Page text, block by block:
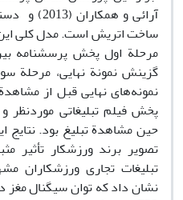
آرائی و
ساخت اتریش است. مدل کلی
مرحلة اول پخش پرسشنامه
گزینش نمونة نهایی، مرحلة
نمونه‌های نهایی قبل از
پخش فیلم تبلیغاتی موردنظر
حین مشاهدة تبلیغ بود.
تصویر برند ورزشکار تأثیر
تبلیغات تجاری ورزشکاران
نشان داد که توان سیگنال مغز